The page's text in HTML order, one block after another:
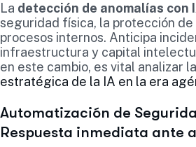
La detección de anomalías con
seguridad física, la protección de
procesos internos. Anticipa
infraestructura y capital
en este cambio, es vital analizar la
estratégica de la IA en la era
Automatización de
Respuesta inmediata ante